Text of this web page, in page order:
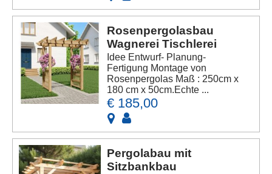
Rosenpergolasbau
Wagnerei Tischlerei
Idee Entwurf- Planung-
Fertigung Montage von
Rosenpergolas Maß : 250cm x
180 cm x 50cm.Echte ...
€ 185,00
Pergolabau mit
Sitzbankbau